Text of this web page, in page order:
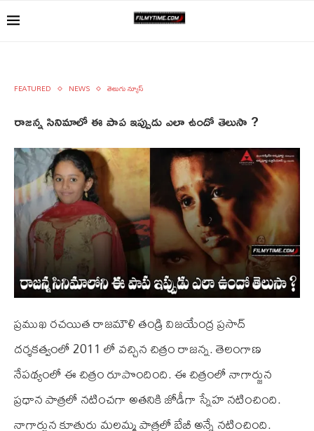
FEATURED NEWS తెలుగు న్యూస్
రాజన్న సినిమాలో ఈ పాప ఇప్పుడు ఎలా ఉందో తెలుసా ?
ప్రముఖ రచయిత రాజమౌళి తండ్రి విజయేంద్ర ప్రసాద్
దర్శకత్వంలో 2011 లో వచ్చిన చిత్రం రాజన్న. తెలంగాణ
నేపథ్యంలో ఈ చిత్రం రూపొందింది. ఈ చిత్రంలో నాగార్జున
ప్రధాన పాత్రలో నటించగా అతనికి జోడీగా స్నేహ నటించింది.
నాగార్జున కూతురు మలమ్మ పాత్రలో బేబీ అన్నే నటించింది.